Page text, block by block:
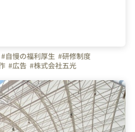
#自慢の福利厚生 #研修制度
#広告 #株式会社五光